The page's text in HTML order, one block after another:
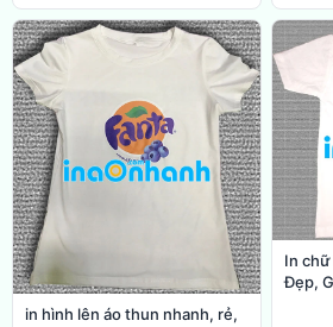
in hình lên áo thun nhanh, rẻ,
In
Đẹp,